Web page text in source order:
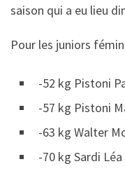
saison qui a eu lieu
Pour les juniors
-52 kg Pistoni
-57 kg Pistoni
-63 kg Walter
-70 kg Sardi